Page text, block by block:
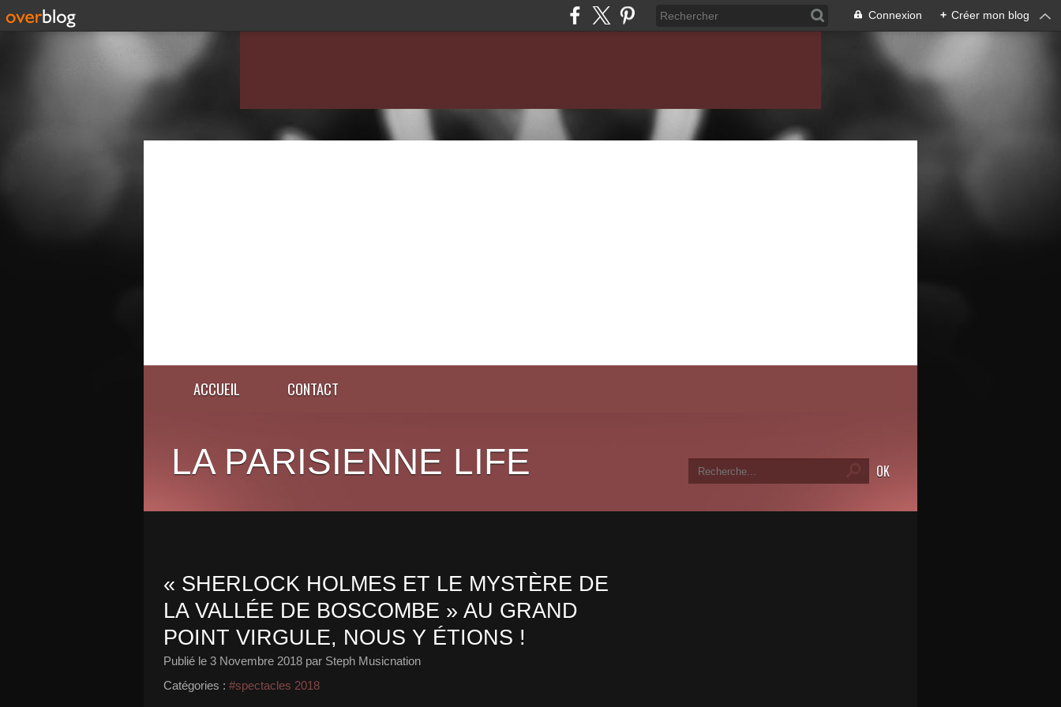
Connexion + Créer mon blog
ACCUEIL CONTACT
LA PARISIENNE LIFE
« SHERLOCK HOLMES ET LE MYSTÈRE DE
LA VALLÉE DE BOSCOMBE » AU GRAND
POINT VIRGULE, NOUS Y ÉTIONS !
Publié le 3 Novembre 2018 par Steph Musicnation
Catégories : #spectacles 2018